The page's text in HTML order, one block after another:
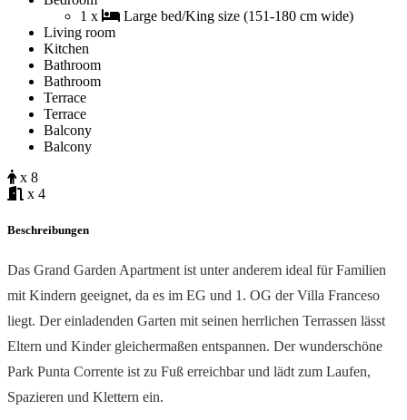
1 x
Large bed/King size (151-180 cm wide)
Living room
Kitchen
Bathroom
Bathroom
Terrace
Terrace
Balcony
Balcony
x 8
x 4
Beschreibungen
Das Grand Garden Apartment ist unter anderem ideal für Familien
mit Kindern geeignet, da es im EG und 1. OG der Villa Franceso
liegt. Der einladenden Garten mit seinen herrlichen Terrassen lässt
Eltern und Kinder gleichermaßen entspannen. Der wunderschöne
Park Punta Corrente ist zu Fuß erreichbar und lädt zum Laufen,
Spazieren und Klettern ein.